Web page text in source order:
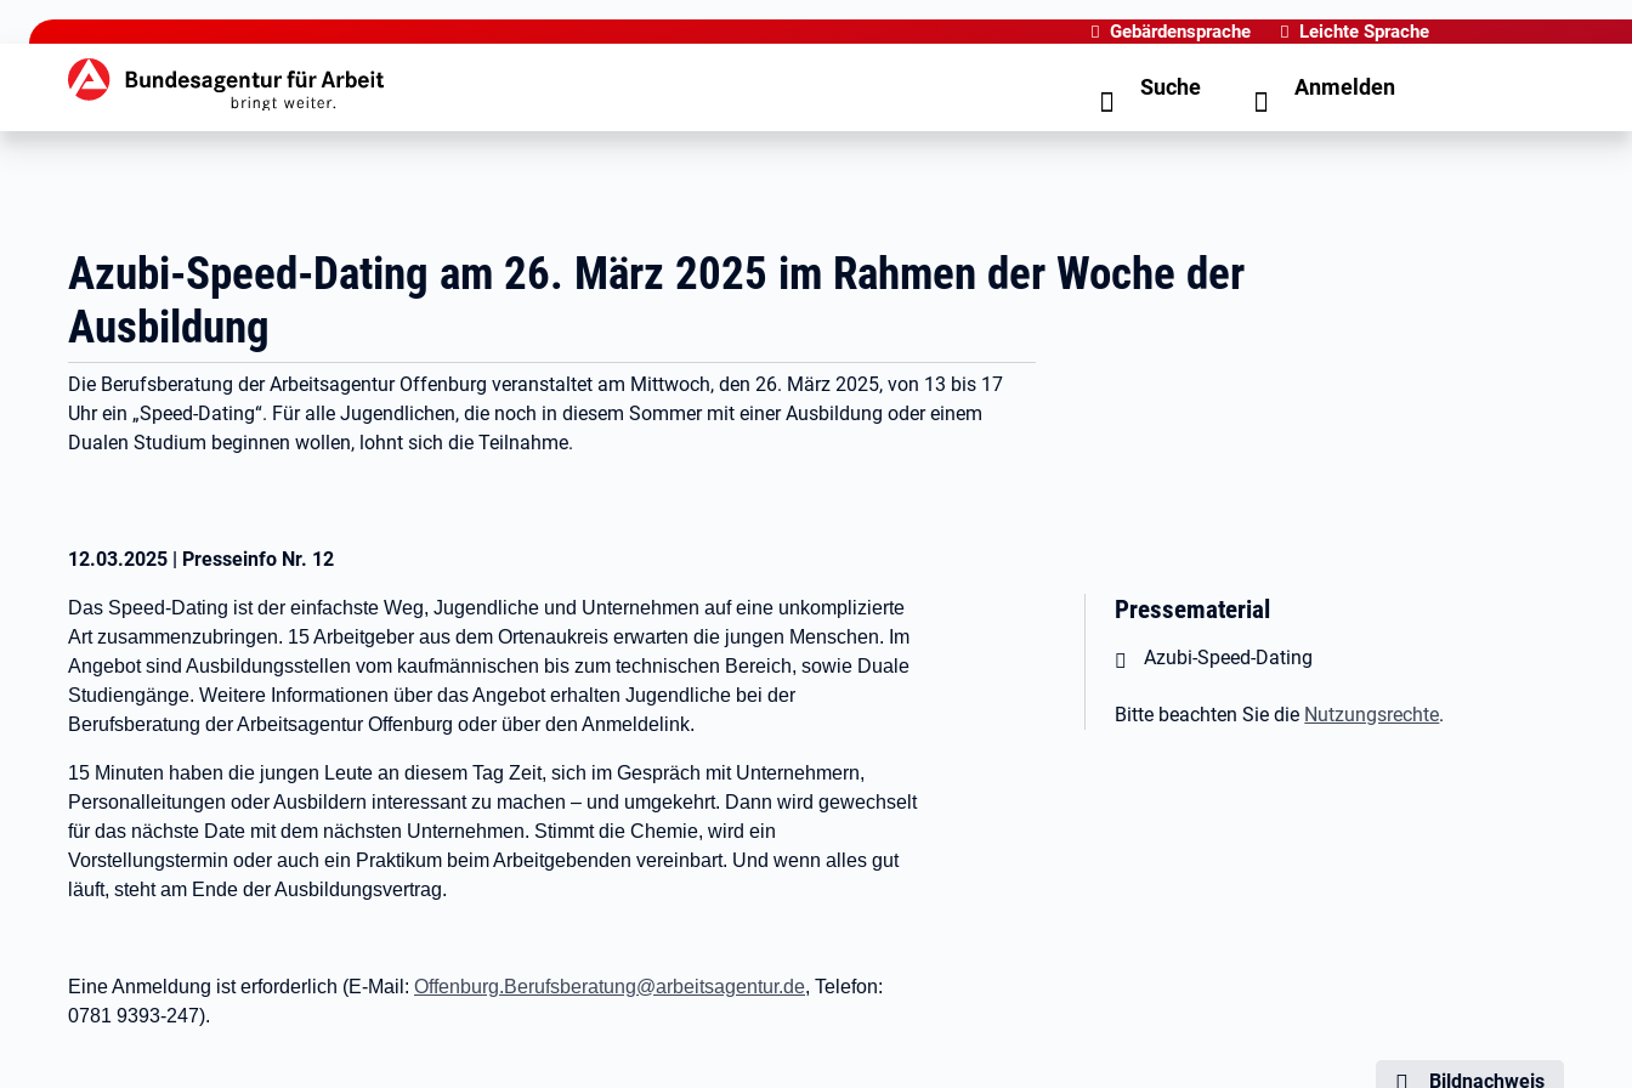
zu den Hauptinhalten springen
Gebärdensprache Leichte Sprache
Hauptnavigation Suche Anmelden
Azubi-Speed-Dating am 26. März 2025 im Rahmen der Woche der
Ausbildung
Die Berufsberatung der Arbeitsagentur Offenburg veranstaltet am Mittwoch, den 26. März 2025, von 13 bis 17
Uhr ein „Speed-Dating“. Für alle Jugendlichen, die noch in diesem Sommer mit einer Ausbildung oder einem
Dualen Studium beginnen wollen, lohnt sich die Teilnahme.
12.03.2025 | Presseinfo Nr. 12
Das Speed-Dating ist der einfachste Weg, Jugendliche und Unternehmen auf eine unkomplizierte
Art zusammenzubringen. 15 Arbeitgeber aus dem Ortenaukreis erwarten die jungen Menschen. Im
Angebot sind Ausbildungsstellen vom kaufmännischen bis zum technischen Bereich, sowie Duale
Studiengänge. Weitere Informationen über das Angebot erhalten Jugendliche bei der
Berufsberatung der Arbeitsagentur Offenburg oder über den Anmeldelink.
15 Minuten haben die jungen Leute an diesem Tag Zeit, sich im Gespräch mit Unternehmern,
Personalleitungen oder Ausbildern interessant zu machen – und umgekehrt. Dann wird gewechselt
für das nächste Date mit dem nächsten Unternehmen. Stimmt die Chemie, wird ein
Vorstellungstermin oder auch ein Praktikum beim Arbeitgebenden vereinbart. Und wenn alles gut
läuft, steht am Ende der Ausbildungsvertrag.
Eine Anmeldung ist erforderlich (E-Mail: Offenburg.Berufsberatung@arbeitsagentur.de, Telefon:
0781 9393-247).
Pressematerial
Öffnet in neuem Tab
Azubi-Speed-Dating
Bitte beachten Sie die Nutzungsrechte.
Bildnachweis